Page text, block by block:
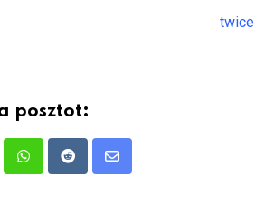
twice
posztot:
WhatsappRedditShare